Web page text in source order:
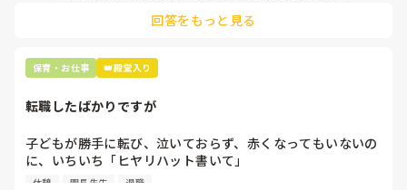
て貰い、主任に報告してます。
回答をもっと見る
保育・お仕事 👑殿堂入り
転職したばかりですが
子どもが勝手に転び、泣いておらず、赤くなってもいないの
に、いちいち「ヒヤリハット書いて」
と書かされ
休憩 園長先生 退職